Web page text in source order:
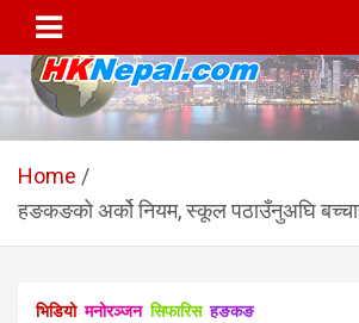
content
HKNepal.com –
सञ्चालित पहिलो नेपाली
पत्रिका
hknepal, hknepal.com, hk nepal, hk nepal com
Home
हङकङको अर्को नियम, स्कूल पठाउँनुअघि
भिडियो मनोरञ्जन सिफारिस हङकङ